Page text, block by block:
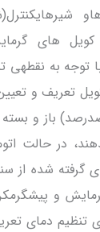
های
توجه به نقطهی
کویل تعریف و
باز و
در حالت
گرفته شده از
و
تنظیم دمای